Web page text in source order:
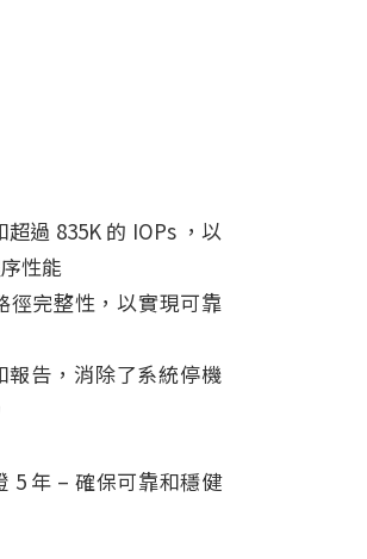
過 835K 的 IOPs ，以
性能
完整性，以實現可靠
報告，消除了系統停機
年 – 確保可靠和穩健